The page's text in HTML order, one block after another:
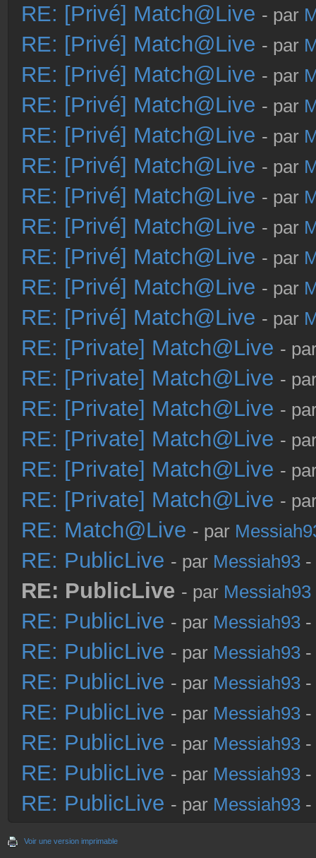
RE: [Privé] Match@Live - par
RE: [Privé] Match@Live - par
RE: [Privé] Match@Live - par
RE: [Privé] Match@Live - par
RE: [Privé] Match@Live - par
RE: [Privé] Match@Live - par
RE: [Privé] Match@Live - par
RE: [Privé] Match@Live - par
RE: [Privé] Match@Live - par
RE: [Privé] Match@Live - par
RE: [Privé] Match@Live - par
RE: [Private] Match@Live -
RE: [Private] Match@Live -
RE: [Private] Match@Live -
RE: [Private] Match@Live -
RE: [Private] Match@Live -
RE: [Private] Match@Live -
RE: Match@Live - par
RE: PublicLive - par Messiah93 -
RE: PublicLive - par Messiah93
RE: PublicLive - par Messiah93 -
RE: PublicLive - par Messiah93 -
RE: PublicLive - par Messiah93 -
RE: PublicLive - par Messiah93 -
RE: PublicLive - par Messiah93 -
RE: PublicLive - par Messiah93 -
RE: PublicLive - par Messiah93 -
Voir une version imprimable